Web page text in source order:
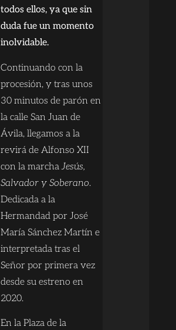
todos ellos, ya que sin
duda fue un momento
inolvidable.
Continuando con la
procesión, y tras unos
30 minutos de parón en
la calle San Juan de
Ávila, llegamos a la
revirá de Alfonso XII
con la marchaJesús,
Salvador y Soberano.
Dedicada a la
Hermandad por José
María Sánchez Martín e
interpretada tras el
Señor por primera vez
desde su estreno en
2020.
En la Plaza de la